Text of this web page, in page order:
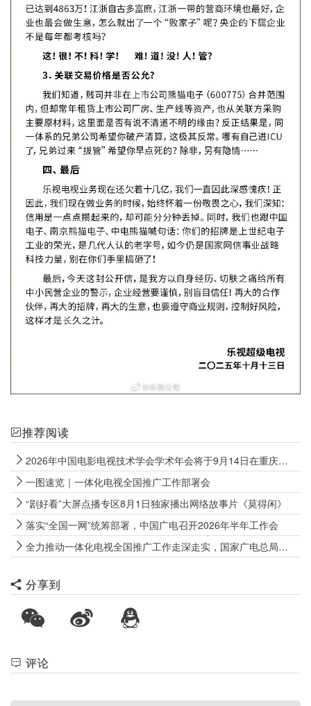
推荐阅读
2026年中国电影电视技术学会学术年会将于9月14日在重庆永川举行
一图速览｜一体化电视全国推广工作部署会
“剧好看”大屏点播专区8月1日独家播出网络故事片《莫得闲》
落实“全国一网”统筹部署，中国广电召开2026年半年工作会
全力推动一体化电视全国推广工作走深走实，国家广电总局召开最新会议
分享到
评论